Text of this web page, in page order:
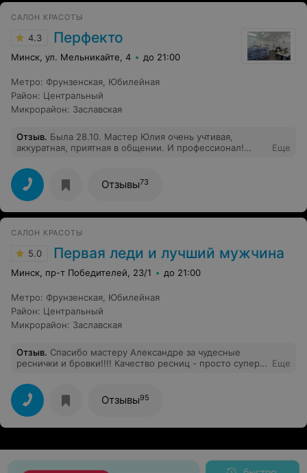
САЛОН КРАСОТЫ
4.3 Перфекто
Минск, ул. Мельникайте, 4 до 21:00
Метро: Фрунзенская Юбилейная
Район: Центральный
Микрорайон: Заславская
Отзыв. Была 28.10. Мастер Юлия очень учтивая,
аккуратная, приятная в общении. И профессионал!
Обслужили с шутками и не навязчиво.
Еще
Отзывы73
САЛОН КРАСОТЫ
5.0 Первая леди и лучший мужчина
Минск, пр-т Победителей, 23/1 до 21:00
Метро: Фрунзенская Юбилейная
Район: Центральный
Микрорайон: Заславская
Отзыв. Спасибо мастеру Александре за чудесные
реснички и бровки!!!! Качество ресниц - просто супер!
Еще
Отзывы95